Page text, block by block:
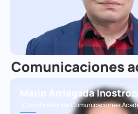
Comunicaciones
Mario Arriagada
Coordinador de Comunicaciones